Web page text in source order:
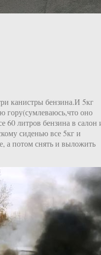
канистры бензина.И 5кг
гору(сумлеваюсь,что оно
60 литров бензина в салон
сиденью все 5кг и
а потом снять и выложить